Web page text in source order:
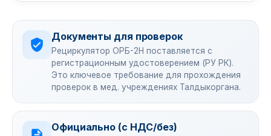
Документы для проверок
Рециркулятор ОРБ-2Н поставляется с
регистрационным удостоверением (РУ РК).
Это ключевое требование для прохождения
проверок в мед. учреждениях Талдыкоргана.
Официально (с НДС/без)